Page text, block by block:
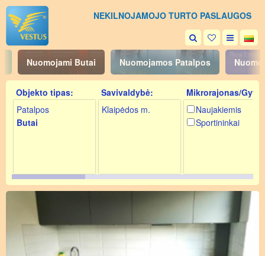
NEKILNOJAMOJO TURTO PASLAUGOS
Nuomojami Butai Nuomojamos Patalpos
Objekto tipas:
Patalpos
Butai
Savivaldybė:
Klaipėdos m.
Mikrorajonas/Gyv.:
Naujakiemis
Sportininkai